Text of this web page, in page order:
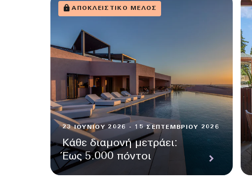
ΑΠΟΚΛΕΙΣΤΙΚΌ ΜΈΛΟΣ
23 ΙΟΥΝΊΟΥ 2026 - 15 ΣΕΠΤΕΜΒΡΊΟΥ 2026
Κάθε διαμονή μετράει:
Έως 5.000 πόντοι